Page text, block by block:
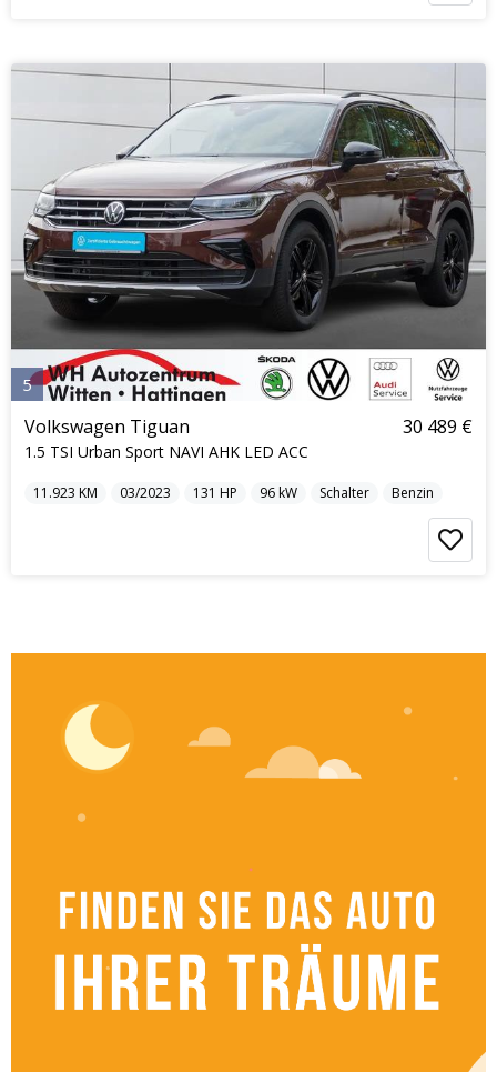
5
Volkswagen Tiguan
1.5 TSI Urban Sport NAVI AHK LED ACC
30 489 €
11.923 KM 03/2023 131 HP 96kW Schalter Benzin